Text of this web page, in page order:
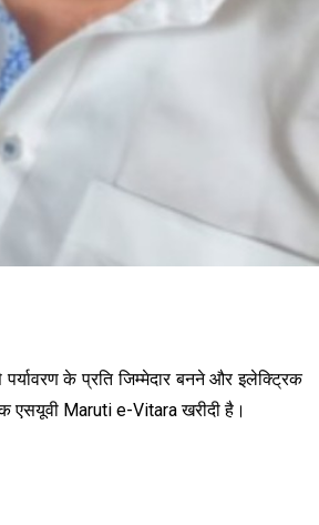
के प्रति जिम्मेदार बनने और इलेक्ट्रिक
एसयूवी Maruti e-Vitara खरीदी है।